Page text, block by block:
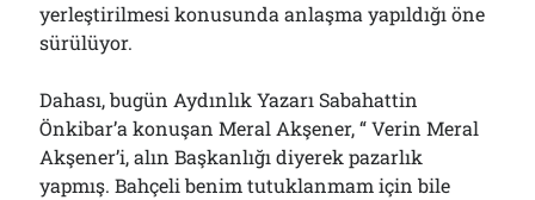
yerleştirilmesi konusunda anlaşma yapıldığı öne
sürülüyor.
Dahası, bugün Aydınlık Yazarı Sabahattin
Önkibar’a konuşan Meral Akşener, “ Verin Meral
Akşener’i, alın Başkanlığı diyerek pazarlık
yapmış. Bahçeli benim tutuklanmam için bile